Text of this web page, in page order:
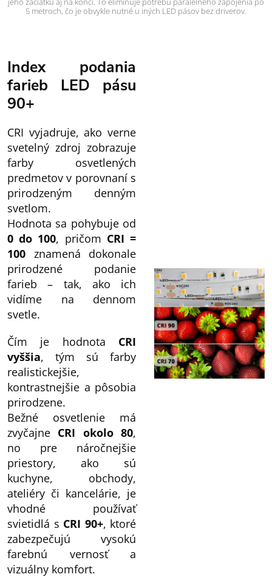
5 metroch, čo je obvykle nutné u iných LED pásov bez driverov.
Index podania
farieb LED pásu
90+
CRI vyjadruje, ako verne
svetelný zdroj zobrazuje
farby osvetlených
predmetov v porovnaní s
prirodzeným denným
svetlom.
Hodnota sa pohybuje od
0 do 100, pričom CRI =
100 znamená dokonale
prirodzené podanie
farieb – tak, ako ich
vidíme na dennom
svetle.
Čím je hodnota CRI
vyššia, tým sú farby
realistickejšie,
kontrastnejšie a pôsobia
prirodzene.
Bežné osvetlenie má
zvyčajne CRI okolo 80,
no pre náročnejšie
priestory, ako sú
kuchyne, obchody,
ateliéry či kancelárie, je
vhodné používať
svietidlá s CRI 90+, ktoré
zabezpečujú vysokú
farebnú vernosť a
vizuálny komfort.